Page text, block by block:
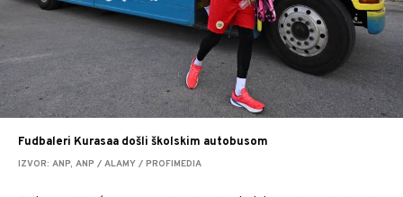
Fudbaleri Kurasaa došli školskim autobusom
IZVOR: ANP, ANP / ALAMY / PROFIMEDIA